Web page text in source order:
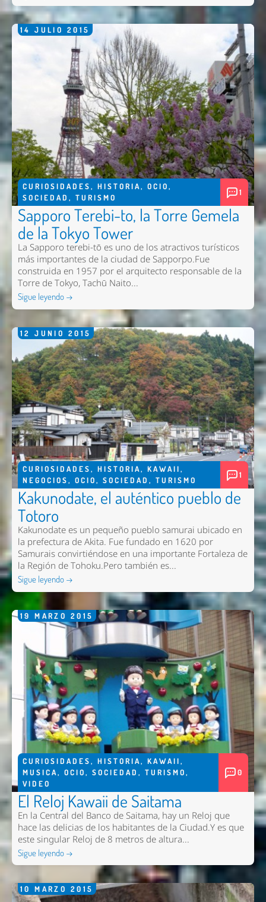
14 JULIO 2015
CURIOSIDADES, HISTORIA, OCIO,
SOCIEDAD , TURISMO
1
Sapporo Terebi-to, la Torre Gemela
de la Tokyo Tower
La Sapporo terebi-tō es uno de los atractivos turísticos
más importantes de la ciudad de Sapporpo.Fue
construida en 1957 por el arquitecto responsable de la
Torre de Tokyo, Tachū Naito...
Sigue leyendo →
12 JUNIO 2015
CURIOSIDADES, HISTORIA, KAWAII,
NEGOCIOS, OCIO, SOCIEDAD , TURISMO
1
Kakunodate, el auténtico pueblo de
Totoro
Kakunodate es un pequeño pueblo samurai ubicado en
la prefectura de Akita. Fue fundado en 1620 por
Samurais convirtiéndose en una importante Fortaleza de
la Región de Tohoku.Pero también es...
Sigue leyendo →
19 MARZO 2015
CURIOSIDADES, HISTORIA, KAWAII,
MUSICA, OCIO, SOCIEDAD , TURISMO,
VIDEO
0
El Reloj Kawaii de Saitama
En la Central del Banco de Saitama, hay un Reloj que
hace las delicias de los habitantes de la Ciudad.Y es que
este singular Reloj de 8 metros de altura...
Sigue leyendo →
10 MARZO 2015